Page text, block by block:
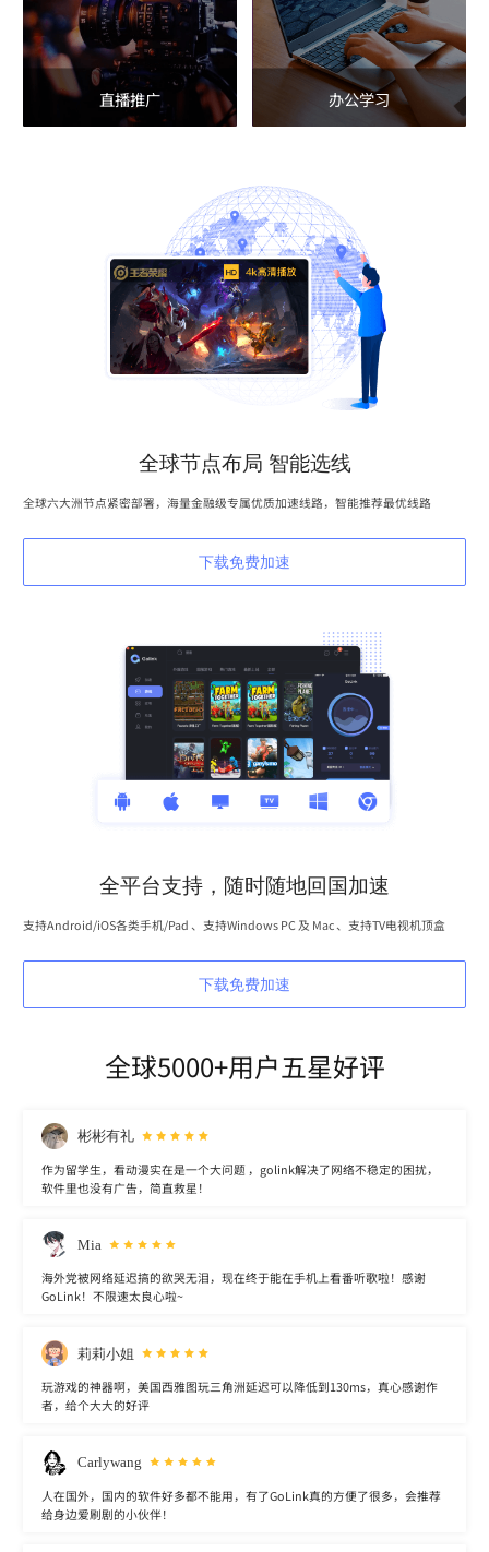
直播推广 办公学习
全球节点布局 智能选线
全球六大洲节点紧密部署，海量金融级专属优质加速线路，智能推荐最优线路
下载免费加速
全平台支持，随时随地回国加速
支持Android/iOS各类手机/Pad 、支持Windows PC 及 Mac 、支持TV电视机顶盒
下载免费加速
全球5000+用户五星好评
彬彬有礼
作为留学生，看动漫实在是一个大问题 ，golink解决了网络不稳定的困扰，
软件里也没有广告，简直救星！
Mia
海外党被网络延迟搞的欲哭无泪，现在终于能在手机上看番听歌啦！感谢
GoLink！不限速太良心啦~
莉莉小姐
玩游戏的神器啊，美国西雅图玩三角洲延迟可以降低到130ms，真心感谢作
者，给个大大的好评
Carlywang
人在国外，国内的软件好多都不能用，有了GoLink真的方便了很多，会推荐
给身边爱刷剧的小伙伴！